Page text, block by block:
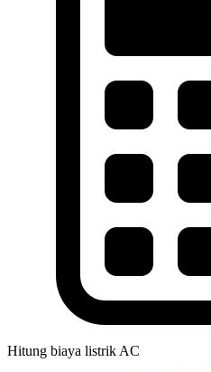
Hitung biaya listrik AC